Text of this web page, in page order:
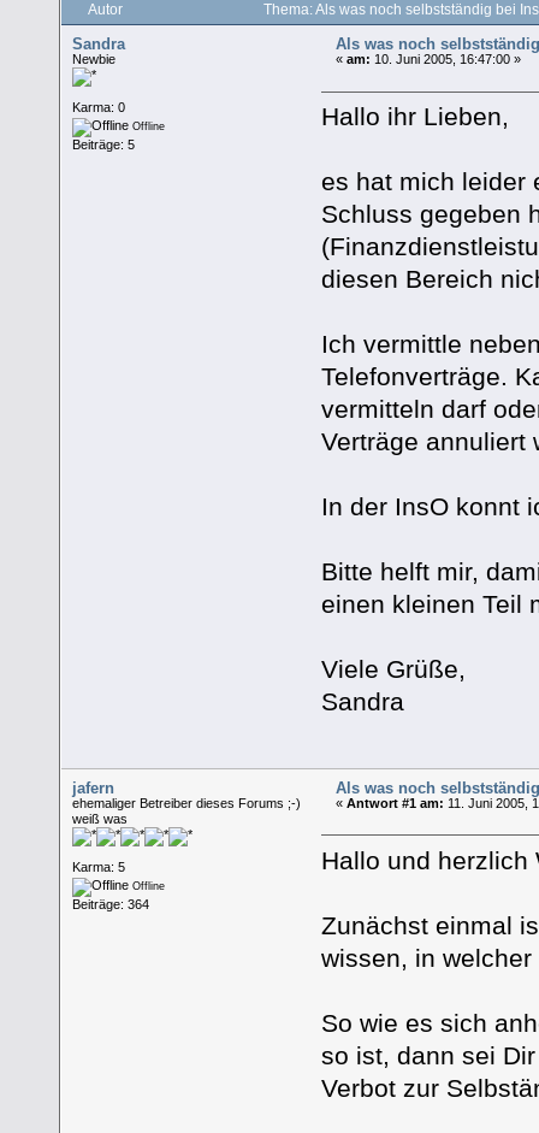
Autor Thema: Als was noch selbstständig bei
Sandra
Newbie
Karma: 0
Offline
Beiträge: 5
Als was noch
«am: 10. Juni 2005, 16:47:00 »
Hallo ihr Lieben,
es hat mich leider
Schluss gegeben
diesen Bereich
Ich vermittle
Telefonverträge.
vermitteln darf
Verträge annuliert
In der InsO konnt
Bitte helft mir,
einen kleinen Teil
Viele Grüße,
Sandra
jafern
ehemaliger Betreiber dieses Forums ;-)
weiß was
Karma: 5
Offline
Beiträge: 364
Als was noch
«Antwort #1 am: 11. Juni 2005,
Hallo und herzlich
Zunächst einmal
wissen, in
So wie es sich
so ist, dann sei
Verbot zur